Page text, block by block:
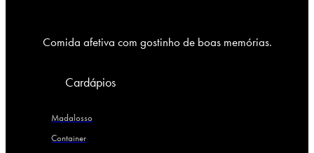
Comida afetiva com gostinho de boas memórias.
Cardápios
Madalosso
Container